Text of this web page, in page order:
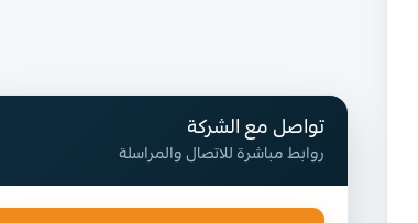
تواصل مع الشركة
روابط مباشرة للاتصال والمراسلة